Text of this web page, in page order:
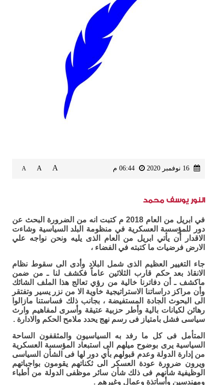
A
A
A
النور يوسف محمد
في ابريل من العام 2018 م كتبت انه من الضرورة البحث عن
دور للمؤسسة العسكرية في منظومة البلد السياسية وشاءت
الاقدار أن يأتي ابريل من العام الذى يليه ونحن نواجه علي
الارض فرضيات ما كتبته في الفضاء ،
جاء التغيير العظيم الذى شمل البلاد وأدى الى سقوط نظام
الانقاذ بعد حكم قارب الثلاثين عاماً فكشف لنا ـ من ضمن
ماكشف ـ أن دفاترنا خالية من رؤي تعالج هذا الملف الشائك
وأن مراكز دراساتنا الاستراتيجية خاوية الا من نزر يسير وتفتقر
الى البحوث الجادة المستفيضة ، بجانب ذلك فساستنا مازالوا
رهائن لكيانات بالية وأطر حزبية عتيقة وأسرى لمفاهيم وارث
سياسى فشل بامتياز فى رسم نهج يحدد ملامح الحكم والادارة .
المتأمل فى كل ما رفد به السياسيون والمثقفون الساحة
السياسية يرى بوضوح ميلهم الى استبعاد المؤسسة العسكرية
من إدارة الدولة وعدم قبولهم بأي دور لها فى الشأن السياسى
ويرون ضرورة عودة العسكر الى ثكناتهم يقومون بواجباتهم
الوظيفية شأنهم فى ذلك شأن سائر موظفى الدولة من أطباء
ومهندسين وأساتذة وعمال وغيرهم .